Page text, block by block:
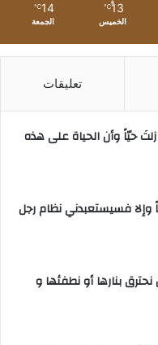
13
℃
الخميس
14
℃
الجمعة
تعليقات
حيّاً وأن الحياة على هذه
وإلا فسيستعبدني نظام رجل
بنارها أو نطفئها و